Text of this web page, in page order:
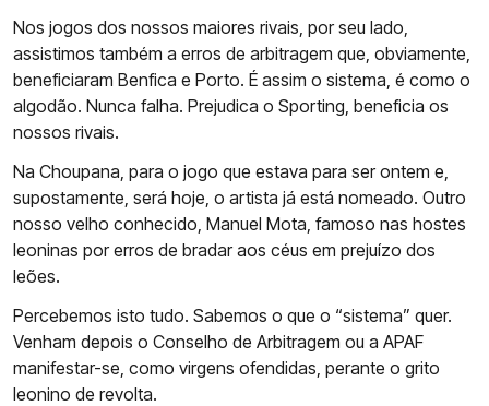
Nos jogos dos nossos maiores rivais, por seu lado,
assistimos também a erros de arbitragem que, obviamente,
beneficiaram Benfica e Porto. É assim o sistema, é como o
algodão. Nunca falha. Prejudica o Sporting, beneficia os
nossos rivais.
Na Choupana, para o jogo que estava para ser ontem e,
supostamente, será hoje, o artista já está nomeado. Outro
nosso velho conhecido, Manuel Mota, famoso nas hostes
leoninas por erros de bradar aos céus em prejuízo dos
leões.
Percebemos isto tudo. Sabemos o que o “sistema” quer.
Venham depois o Conselho de Arbitragem ou a APAF
manifestar-se, como virgens ofendidas, perante o grito
leonino de revolta.